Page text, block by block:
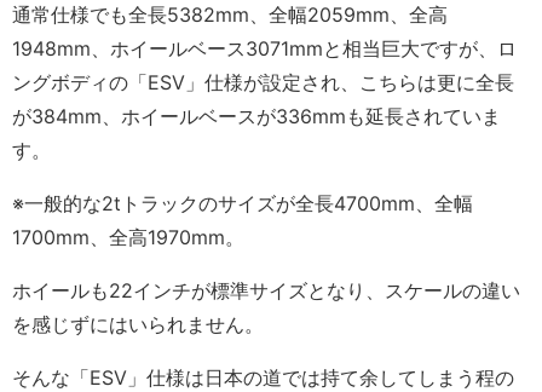
通常仕様でも全長5382mm、全幅2059mm、全高
1948mm、ホイールベース3071mmと相当巨大ですが、ロ
ングボディの「ESV」仕様が設定され、こちらは更に全長
が384mm、ホイールベースが336mmも延長されていま
す。
※一般的な2tトラックのサイズが全長4700mm、全幅
1700mm、全高1970mm。
ホイールも22インチが標準サイズとなり、スケールの違い
を感じずにはいられません。
そんな「ESV」仕様は日本の道では持て余してしまう程の